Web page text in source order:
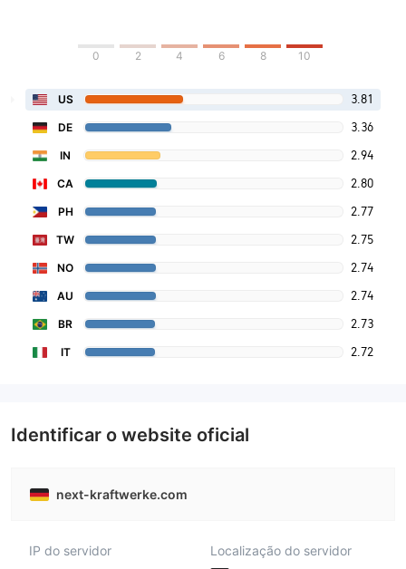
0 2 4 6 8 10
US 3.81
DE 3.36
IN 2.94
CA 2.80
PH 2.77
TW 2.75
NO 2.74
AU 2.74
BR 2.73
IT 2.72
Identificar o website oficial
next-kraftwerke.com
IP do servidor
Localização do servidor